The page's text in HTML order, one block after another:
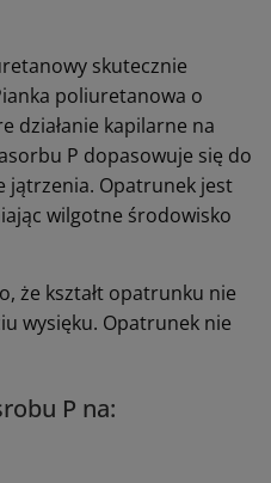
skutecznie
poliuretanowa o
działanie kapilarne na
P dopasowuje się do
jątrzenia. Opatrunek jest
wilgotne środowisko
że kształt opatrunku nie
wysięku. Opatrunek nie
P na: